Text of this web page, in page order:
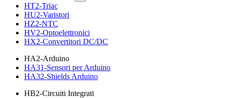
HT2-Triac
HU2-Varistori
HZ2-NTC
HV2-Optoelettronici
HX2-Convertitori DC/DC
HA2-Arduino
HA31-Sensori per Arduino
HA32-Shields Arduino
HB2-Circuiti Integrati